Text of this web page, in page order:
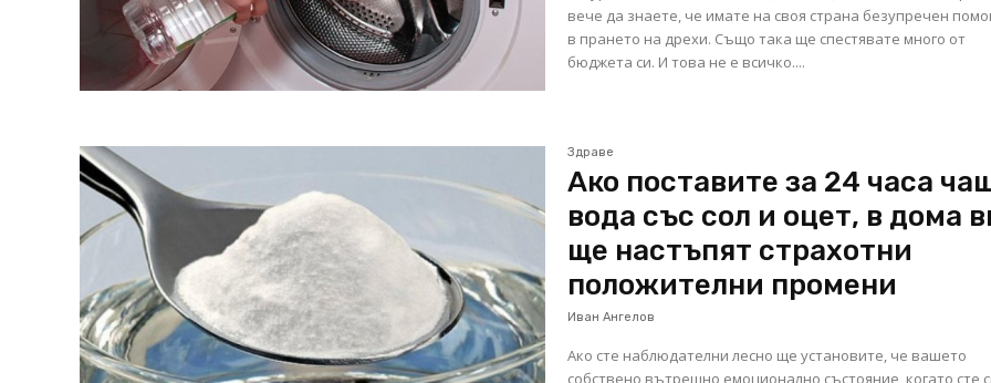
вече да знаете, че имате на своя страна безупречен
в прането на дрехи. Също така ще спестявате много от
бюджета си. И това не е всичко....
Здраве
Ако поставите за 24 часа
вода със сол и оцет, в дома
ще настъпят страхотни
положителни промени
Иван Ангелов
Ако сте наблюдателни лесно ще установите, че вашето
собствено вътрешно емоционално състояние, когато сте